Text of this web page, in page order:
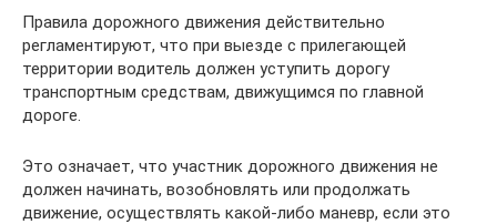
Правила дорожного движения действительно
регламентируют, что при выезде с прилегающей
территории водитель должен уступить дорогу
транспортным средствам, движущимся по главной
дороге.
Это означает, что участник дорожного движения не
должен начинать, возобновлять или продолжать
движение, осуществлять какой-либо маневр, если это